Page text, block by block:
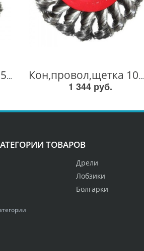
Чаш,провол,щетка 65мм(18эл) P-04488 P-04488 Кон,провол,щетка 100мм(18эл) P-04494 P-04494
1 344 руб.
ТОВАРОВ
Дрели
Лобзики
Болгарки